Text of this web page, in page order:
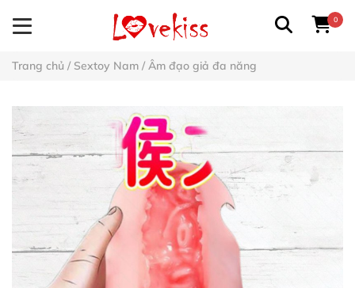
0
Trang chủ / Sextoy Nam / Âm đạo giả đa năng